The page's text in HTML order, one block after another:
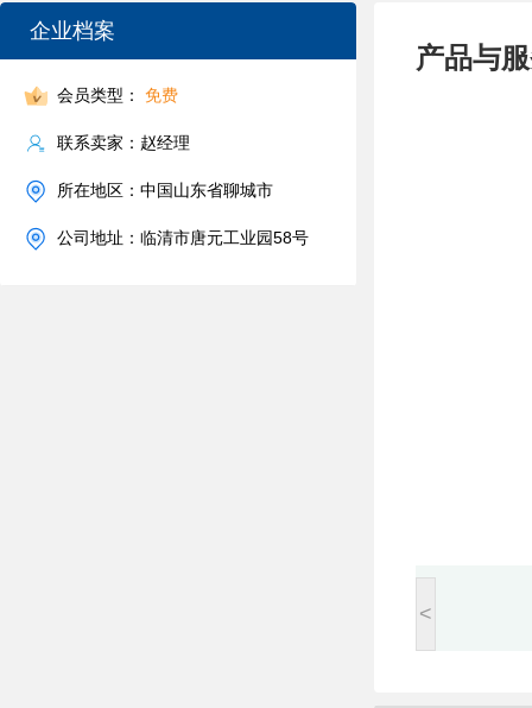
企业档案
会员类型： 免费
联系卖家：赵经理
所在地区：中国山东省聊城市
公司地址：临清市唐元工业园58号
产品与
<